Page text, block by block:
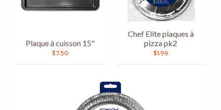
Plaque à cuisson 15"
$7.50
Chef Elite plaques à
pizza pk2
$1.99